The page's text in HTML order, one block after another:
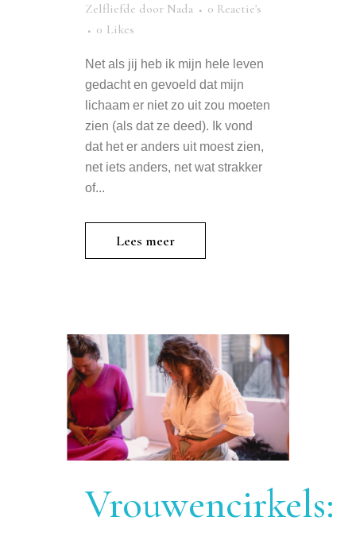
Zelfliefde door Nada
0 Reactie's
0 Likes
Net als jij heb ik mijn hele leven
gedacht en gevoeld dat mijn
lichaam er niet zo uit zou moeten
zien (als dat ze deed). Ik vond
dat het er anders uit moest zien,
net iets anders, net wat strakker
of...
Lees meer
Vrouwencirkels: